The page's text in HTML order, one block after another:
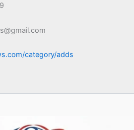
category/adds